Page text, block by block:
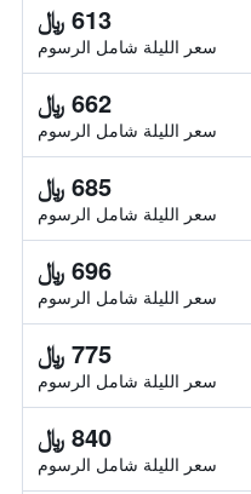
613 ﷼
سعر الليلة شامل الرسوم
662 ﷼
سعر الليلة شامل الرسوم
685 ﷼
سعر الليلة شامل الرسوم
696 ﷼
سعر الليلة شامل الرسوم
775 ﷼
سعر الليلة شامل الرسوم
840 ﷼
سعر الليلة شامل الرسوم